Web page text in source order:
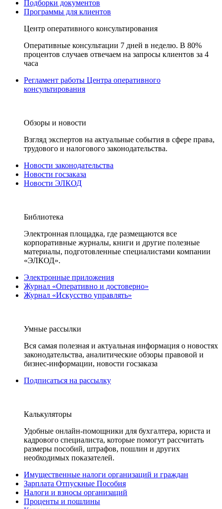
Подборки документов
Программы для клиентов
Центр оперативного консультирования
Оперативные консультации 7 дней в неделю. В 80%
процентов случаев отвечаем на запросы клиентов за 4
часа
Регламент работы Центра оперативного
консультирования
Обзоры и новости
Взгляд экспертов на актуальные события в сфере права,
трудового и налогового законодательства.
Новости законодательства
Новости госзаказа
Новости ЭЛКОД
Библиотека
Электронная площадка, где размещаются все
корпоративные журналы, книги и другие полезные
материалы, подготовленные специалистами компании
«ЭЛКОД».
Электронные приложения
Журнал «Оперативно и достоверно»
Журнал «Искусство управлять»
Умные рассылки
Вся самая полезная и актуальная информация о новостях
законодательства, аналитические обзоры правовой и
бизнес-информации, новости госзаказа
Подписаться на рассылку
Калькуляторы
Удобные онлайн-помощники для бухгалтера, юриста и
кадрового специалиста, которые помогут рассчитать
размеры пособий, штрафов, пошлин и других
необходимых показателей.
Имущественные налоги организаций и граждан
Зарплата Отпускные Пособия
Налоги и взносы организаций
Проценты и пошлины